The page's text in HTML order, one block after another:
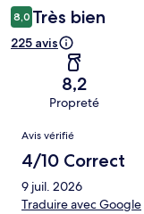
8,0 Très bien
225 avis
8,2
Propreté
Avis
Avis vérifié
4/10 Correct
9 juil. 2026
Traduire avec Google